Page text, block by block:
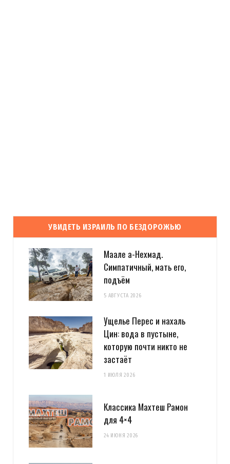
УВИДЕТЬ ИЗРАИЛЬ ПО БЕЗДОРОЖЬЮ
Маале а-Нехмад.
Симпатичный, мать его,
подъём
5 АВГУСТА 2026
Ущелье Перес и нахаль
Цин: вода в пустыне,
которую почти никто не
застаёт
1 ИЮЛЯ 2026
Классика Махтеш Рамон
для 4×4
24 ИЮНЯ 2026